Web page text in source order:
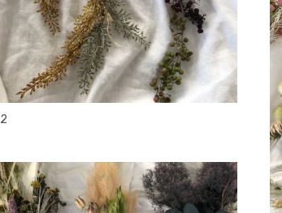
head accesory